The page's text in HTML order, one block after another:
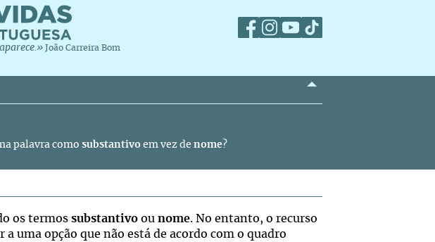
João Carreira Bom
palavra como substantivo em vez de nome?
os termos substantivo ou nome. No entanto, o recurso
a uma opção que não está de acordo com o quadro